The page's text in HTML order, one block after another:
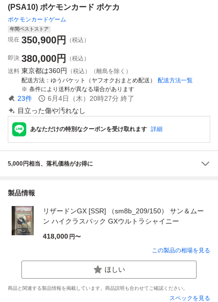
(PSA10) ポケモンカード ポケカ
ポケモンカードゲーム
年間ベストストア
現在 350,900円 （税込）
即決 380,000円
（税込）
送料 東京都は360円
（税込）（離島を除く）
配送方法
ゆうパケット（ヤフオクおまとめ配送）
配送方法一覧
条件により送料が異なる場合があります
23件 6月4日（木）20時27分 終了
目立った傷や汚れなし
あなただけの特別なクーポンを受け取れます 詳細
5,000円相当、落札価格がお得に
製品情報
リザードンGX [SSR] （sm8b_209/150） サン＆ムー
ン ハイクラスパック GXウルトラシャイニー
418,000 円〜
この製品の相場を見る
ほしい
商品と関連する製品情報を掲載しています。商品説明も合わせてご確認ください。
スペックを見る